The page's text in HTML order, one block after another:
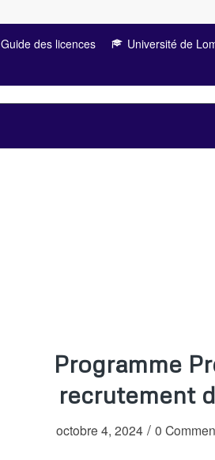
Guide des licences Université de
Programme
recrutement
octobre 4, 2024 / 0